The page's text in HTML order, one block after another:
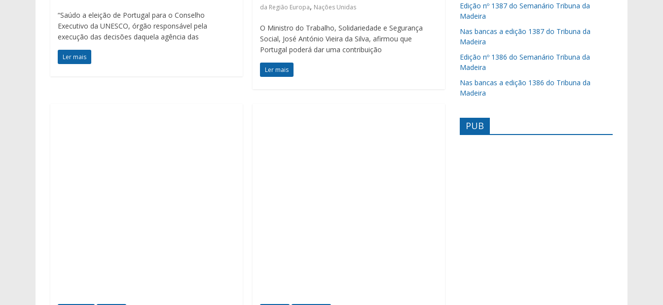
“Saúdo a eleição de Portugal para o Conselho
Executivo da UNESCO, órgão responsável pela
execução das decisões daquela agência das
Ler mais
da Região Europa, Nações Unidas
O Ministro do Trabalho, Solidariedade e Segurança
Social, José António Vieira da Silva, afirmou que
Portugal poderá dar uma contribuição
Ler mais
Edição nº 1387 do Semanário Tribuna da
Madeira
Nas bancas a edição 1387 do Tribuna da
Madeira
Edição nº 1386 do Semanário Tribuna da
Madeira
Nas bancas a edição 1386 do Tribuna da
Madeira
PUB